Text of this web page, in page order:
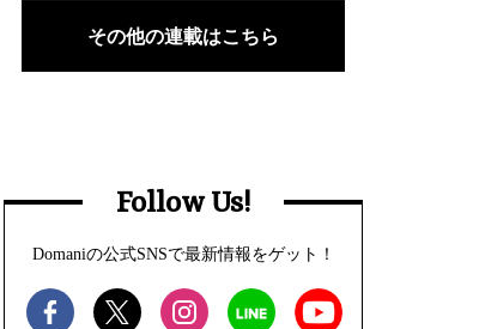
その他の連載はこちら
Follow Us!
Domaniの公式SNSで最新情報をゲット！